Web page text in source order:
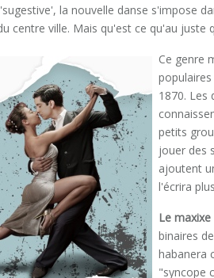
la nouvelle danse s'impose
centre ville. Mais qu'est ce qu'au juste
Ce genre
1870. Les
petits
jouer des
ajoutent
l'écrira
Le maxixe
binaires
habanera
"syncope